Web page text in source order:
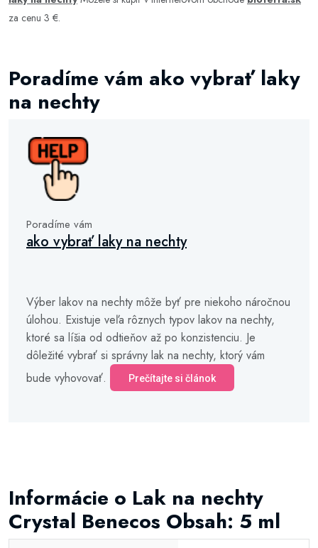
za cenu 3 €.
Poradíme vám ako vybrať laky
na nechty
Poradíme vám
ako vybrať laky na nechty
Výber lakov na nechty môže byť pre niekoho náročnou
úlohou. Existuje veľa rôznych typov lakov na nechty,
ktoré sa líšia od odtieňov až po konzistenciu. Je
dôležité vybrať si správny lak na nechty, ktorý vám
bude vyhovovať.
Prečítajte si článok
Informácie o Lak na nechty
Crystal Benecos Obsah: 5 ml